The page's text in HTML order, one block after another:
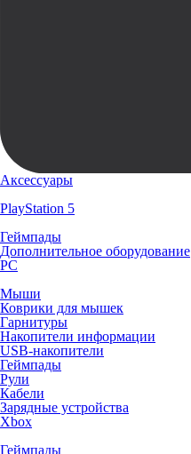
Аксессуары
PlayStation 5
Геймпады
Дополнительное оборудование
PC
Мыши
Коврики для мышек
Гарнитуры
Накопители информации
USB-накопители
Геймпады
Рули
Кабели
Зарядные устройства
Xbox
Геймпады